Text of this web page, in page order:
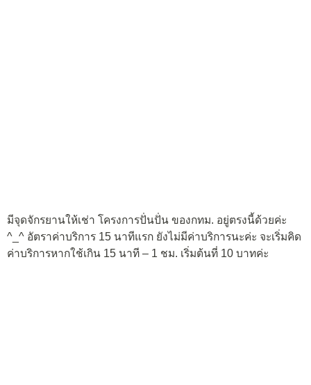
มีจุดจักรยานให้เช่า โครงการปั่นปั่น ของกทม. อยู่ตรงนี้ด้วยค่ะ
^_^ อัตราค่าบริการ 15 นาทีแรก ยังไม่มีค่าบริการนะค่ะ จะเริ่มคิด
ค่าบริการหากใช้เกิน 15 นาที – 1 ชม. เริ่มต้นที่ 10 บาทค่ะ